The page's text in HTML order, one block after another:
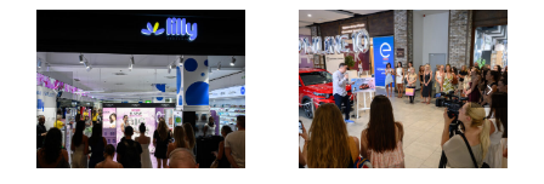
Lilly Drogerie i L’Oréal
Paris Elseve na
Festivalu nege kose
predstavili Collagen
Lifter liniju i popuste do
30 odsto
Lilly Drogerie proslavile
10. online rođendan,
uručile automobil
Citroën C3 i najavile
saradnju sa
šampionkom Andreom